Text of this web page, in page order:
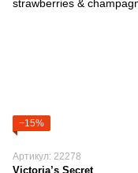
−15%
Артикул: 22278
Victoria’s Secret